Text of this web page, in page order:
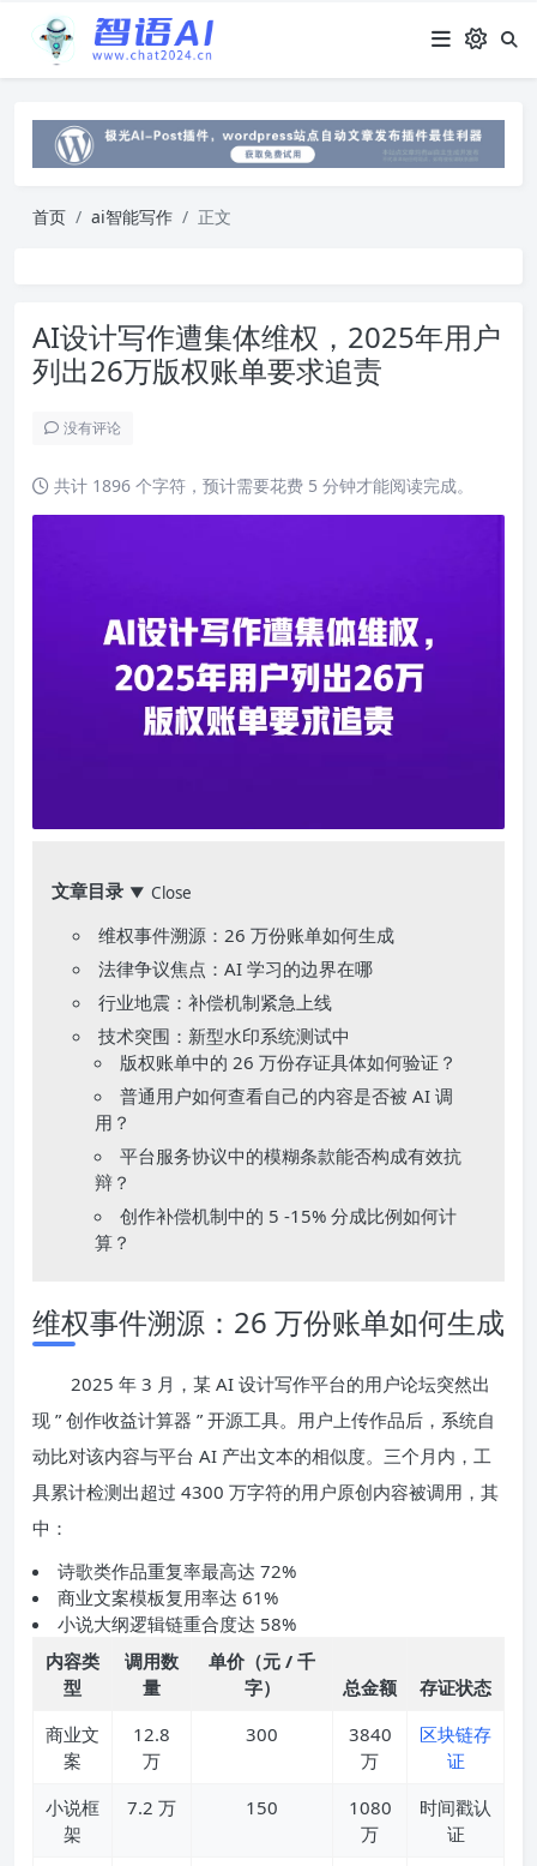
首页 ai智能写作 正文
AI设计写作遭集体维权，2025年用户
列出26万版权账单要求追责
没有评论
共计 1896 个字符，预计需要花费 5 分钟才能阅读完成。
文章目录 ▼ Close
维权事件溯源：26 万份账单如何生成
法律争议焦点：AI 学习的边界在哪
行业地震：补偿机制紧急上线
技术突围：新型水印系统测试中
版权账单中的 26 万份存证具体如何验证？
普通用户如何查看自己的内容是否被 AI 调
用？
平台服务协议中的模糊条款能否构成有效抗
辩？
创作补偿机制中的 5 -15% 分成比例如何计
算？
维权事件溯源：26 万份账单如何生成
2025 年 3 月，某 AI 设计写作平台的用户论坛突然出
现 ” 创作收益计算器 ” 开源工具。用户上传作品后，系统自
动比对该内容与平台 AI 产出文本的相似度。三个月内，工
具累计检测出超过 4300 万字符的用户原创内容被调用，其
中：
诗歌类作品重复率最高达 72%
商业文案模板复用率达 61%
小说大纲逻辑链重合度达 58%
内容类
型
调用数
量
单价（元 / 千
字）
总金额
存证状态
商业文
案
12.8
万
300
3840
万
区块链存
证
小说框
架
7.2 万 150
1080
万
时间戳认
证